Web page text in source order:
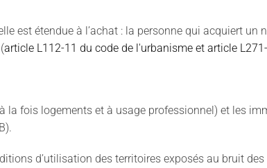
est étendue à l’achat : la personne qui acquiert
article L112-11 du code de l'urbanisme et article
fois logements et à usage professionnel) et les
d’utilisation des territoires exposés au bruit